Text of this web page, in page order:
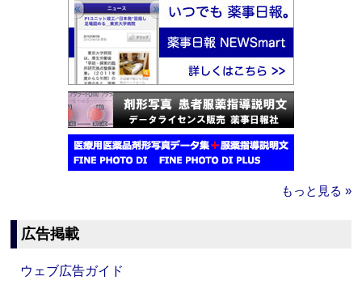
もっと見る »
広告掲載
ウェブ広告ガイド